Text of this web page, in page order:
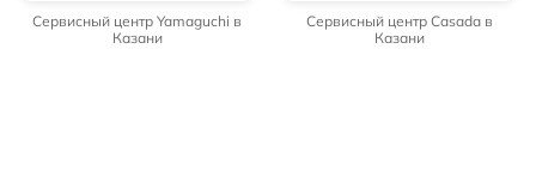
Сервисный центр Yamaguchi в
Казани
Сервисный центр Casada в
Казани